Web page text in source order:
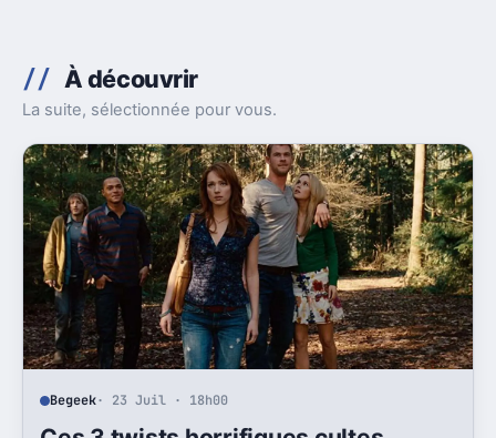
À découvrir
La suite, sélectionnée pour vous.
Begeek· 23 Juil · 18h00